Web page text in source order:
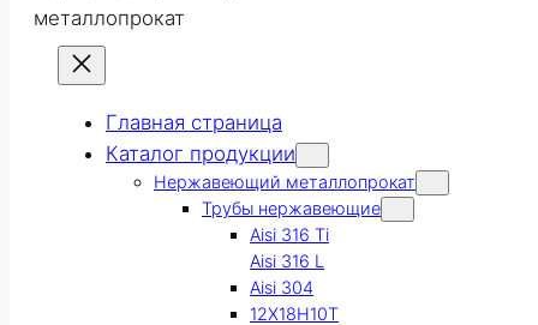
металлопрокат
Главная страница
Каталог продукции
Нержавеющий металлопрокат
Трубы нержавеющие
Aisi 316 Ti
Aisi 316 L
Aisi 304
12Х18Н10Т